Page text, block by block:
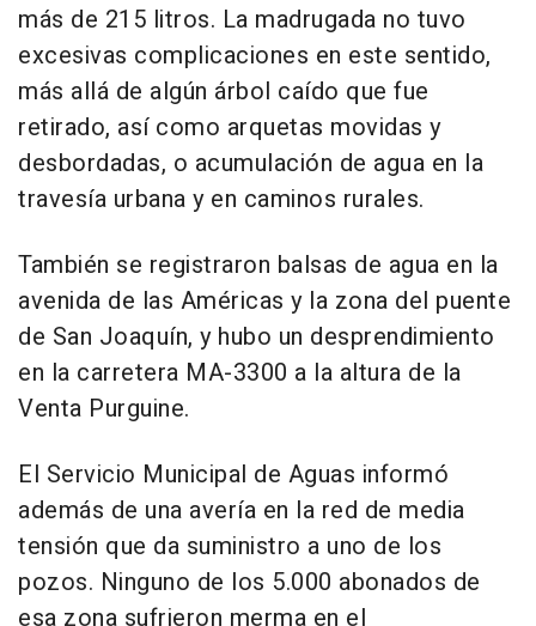
más de 215 litros. La madrugada no tuvo
excesivas complicaciones en este sentido,
más allá de algún árbol caído que fue
retirado, así como arquetas movidas y
desbordadas, o acumulación de agua en la
travesía urbana y en caminos rurales.
También se registraron balsas de agua en la
avenida de las Américas y la zona del puente
de San Joaquín, y hubo un desprendimiento
en la carretera MA-3300 a la altura de la
Venta Purguine.
El Servicio Municipal de Aguas informó
además de una avería en la red de media
tensión que da suministro a uno de los
pozos. Ninguno de los 5.000 abonados de
esa zona sufrieron merma en el